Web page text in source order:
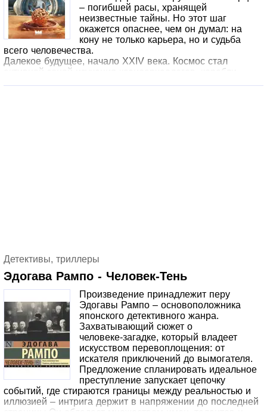
– погибшей расы, хранящей
неизвестные тайны. Но этот шаг
окажется опаснее, чем он думал: на
кону не только карьера, но и судьба
всего человечества.
Далекое будущее, начало XXIV века. Космос стал
активной зоной изучения ксеноархеологов, корабли
Детективы, триллеры
Эдогава Рампо - Человек-Тень
Произведение принадлежит перу
Эдогавы Рампо – основоположника
японского детективного жанра.
Захватывающий сюжет о
человеке‑загадке, который владеет
искусством перевоплощения: от
искателя приключений до вымогателя.
Предложение спланировать идеальное
преступление запускает цепочку
событий, где стираются границы между реальностью и
иллюзией – интрига держит в напряжении до последней
страницы.Он обладает множеством имен, талантов и